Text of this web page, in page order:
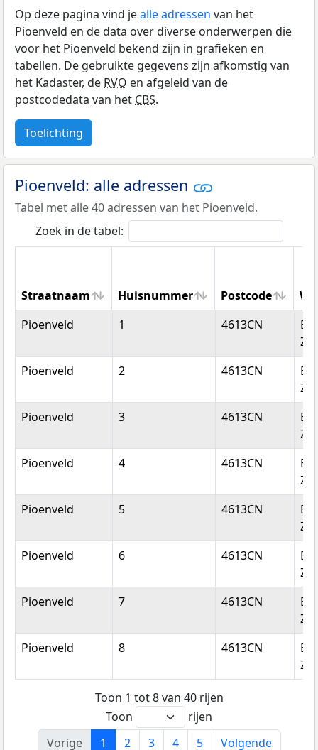
Op deze pagina vind jealle adressen van het
Pioenveld en de data over diverse onderwerpen die
voor het Pioenveld bekend zijn in grafieken en
tabellen. De gebruikte gegevens zijn afkomstig van
het Kadaster, deRVO en afgeleid van de
postcodedata van hetCBS.
Toelichting
Pioenveld: alle adressen
Tabel met alle 40 adressen van het Pioenveld.
Zoek in de tabel:
Straatnaam Huisnummer Postcode
Straatnaam
Huisnummer Postcode
Pioenveld 1 4613CN
Pioenveld
2 4613CN
Pioenveld
3 4613CN
Pioenveld
4 4613CN
Pioenveld
5 4613CN
Pioenveld
6 4613CN
Pioenveld
7 4613CN
Pioenveld
8 4613CN
Toon 1 tot 8 van 40 rijen
Toon
rijen
Vorige
1 2 3 4 5 Volgende